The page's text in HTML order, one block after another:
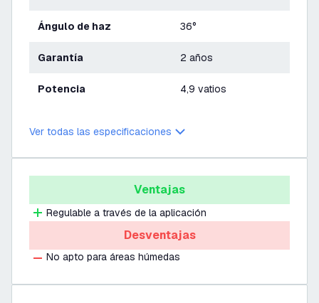
Ángulo de haz 36°
Garantía 2 años
Potencia 4,9 vatios
Ver todas las especificaciones
Ventajas
Regulable a través de la aplicación
Desventajas
No apto para áreas húmedas